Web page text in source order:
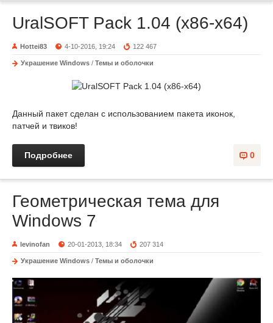
UralSOFT Pack 1.04 (x86-x64)
Hottei83 4-10-2016, 19:24 122 467
Украшение Windows / Темы и оболочки
Данный пакет сделан с использованием пакета иконок,
патчей и твиков!
0
Подробнее
Геометрическая тема для
Windows 7
levinofan 20-01-2013, 18:34 207 314
Украшение Windows / Темы и оболочки